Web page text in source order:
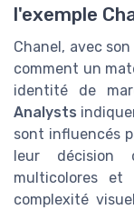
l'exemple
Chanel, avec
comment un
identité de
Analysts
sont influencés
leur décision
multicolores
complexité